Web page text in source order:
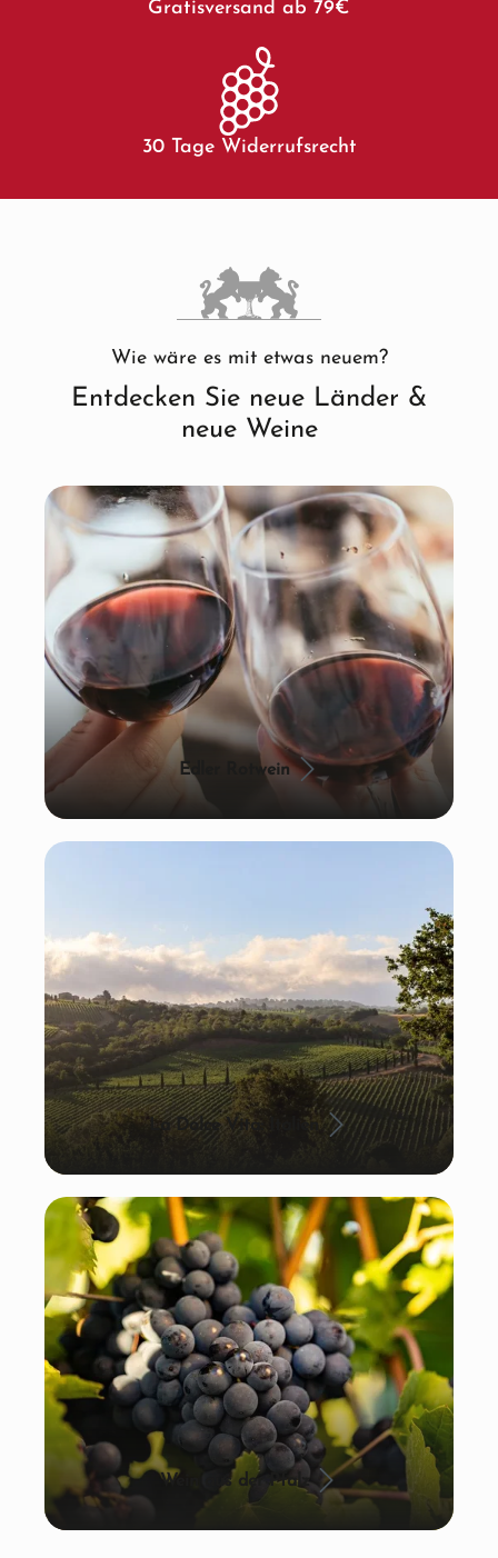
Gratisversand ab 79€
30 Tage Widerrufsrecht
Wie wäre es mit etwas neuem?
Entdecken Sie neue Länder &
neue Weine
Edler Rotwein
La Dolce Vita: Italien
Wein aus der Pfalz